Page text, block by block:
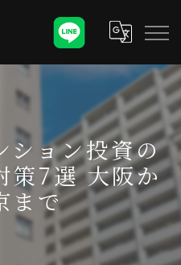
ション投資の
策7選 大阪か
まで